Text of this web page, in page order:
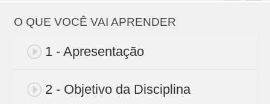
O QUE VOCÊ VAI APRENDER
1 - Apresentação
2 - Objetivo da Disciplina